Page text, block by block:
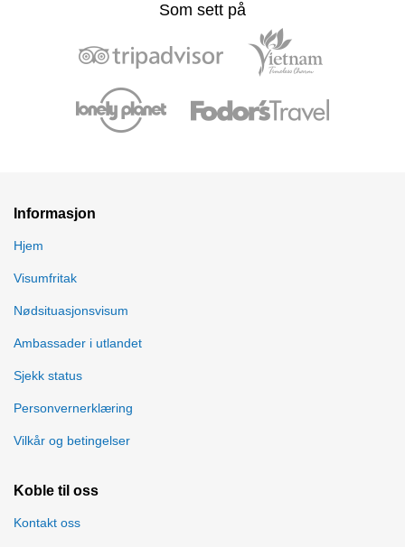
Som sett på
Informasjon
Hjem
Visumfritak
Nødsituasjonsvisum
Ambassader i utlandet
Sjekk status
Personvernerklæring
Vilkår og betingelser
Koble til oss
Kontakt oss